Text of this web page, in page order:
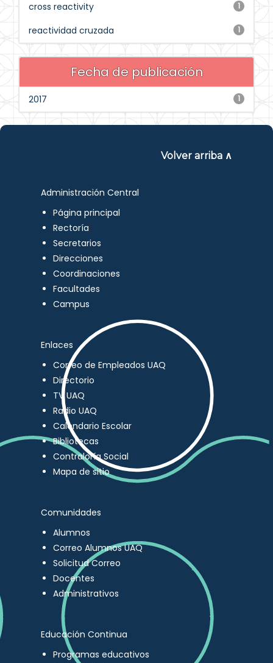
1
cross reactivity
1
reactividad cruzada
Fecha de publicación
1
2017
Volver arriba ∧
Administración Central
Página principal
Rectoría
Secretarios
Direcciones
Coordinaciones
Facultades
Campus
Enlaces
Correo de Empleados UAQ
Directorio
TV UAQ
Radio UAQ
Calendario Escolar
Bibliotecas
Contraloría Social
Mapa de sitio
Comunidades
Alumnos
Correo Alumnos UAQ
Solicitud Correo
Docentes
Administrativos
Educación Continua
Programas educativos